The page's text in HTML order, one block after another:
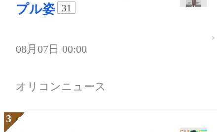
プル姿
31
08月07日 00:00
オリコンニュース